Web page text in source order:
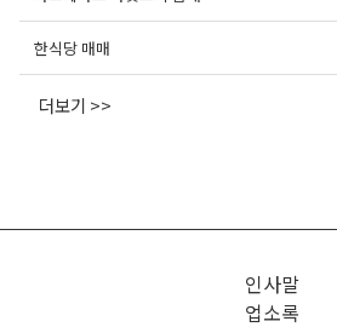
한식당 매매
더보기 >>
인사말
업소록